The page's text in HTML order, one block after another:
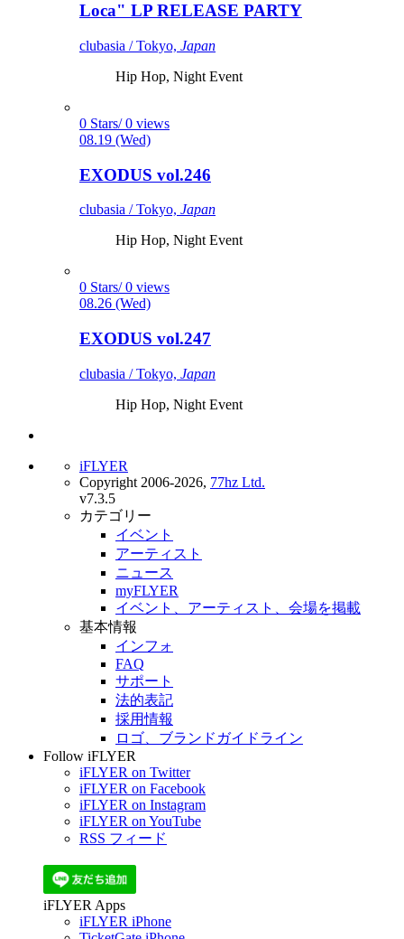
Loca" LP RELEASE PARTY
clubasia / Tokyo, Japan
Hip Hop, Night Event
0 Stars/ 0 views
08.19 (Wed)
EXODUS vol.246
clubasia / Tokyo, Japan
Hip Hop, Night Event
0 Stars/ 0 views
08.26 (Wed)
EXODUS vol.247
clubasia / Tokyo, Japan
Hip Hop, Night Event
iFLYER
Copyright 2006-2026, 77hz Ltd.
v7.3.5
カテゴリー
イベント
アーティスト
ニュース
myFLYER
イベント、アーティスト、会場を掲載
基本情報
インフォ
FAQ
サポート
法的表記
採用情報
ロゴ、ブランドガイドライン
Follow iFLYER
iFLYER on Twitter
iFLYER on Facebook
iFLYER on Instagram
iFLYER on YouTube
RSS フィード
iFLYER Apps
iFLYER iPhone